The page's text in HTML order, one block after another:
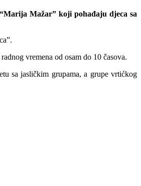
Mažar” koji pohađaju djeca sa
vremena od osam do 10 časova.
sa jasličkim grupama, a grupe vrtićkog